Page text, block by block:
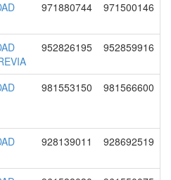
971880744 971500146
952826195 952859916
981553150 981566600
928139011 928692519